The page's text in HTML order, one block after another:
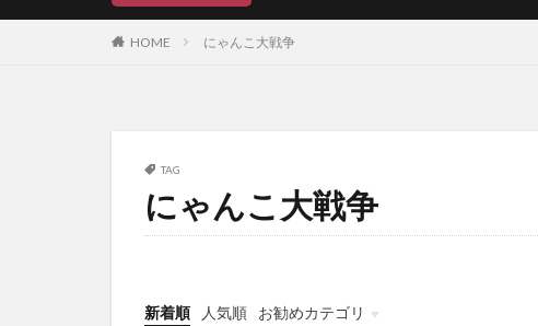
HOME にゃんこ大戦争
TAG
にゃんこ大戦争
新着順 人気順
お勧めカテゴリ